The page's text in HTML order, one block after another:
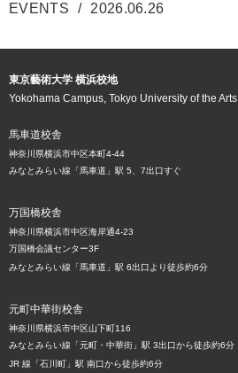
EVENTS
2026.06.26
東京藝術大学 横浜校地
Yokohama Campus, Tokyo University of the Arts
馬車道校舎
神奈川県横浜市中区本町4-44
みなとみらい線「馬車道」駅 5、7出口すぐ
万国橋校舎
神奈川県横浜市中区海岸通4-23
万国橋会議センター3F
みなとみらい線「馬車道」駅 6出口より徒歩約6分
元町中華街校舎
神奈川県横浜市中区山下町116
みなとみらい線「元町・中華街」駅 3出口から徒歩約6分
JR 線「石川町」駅 南口から徒歩約6分